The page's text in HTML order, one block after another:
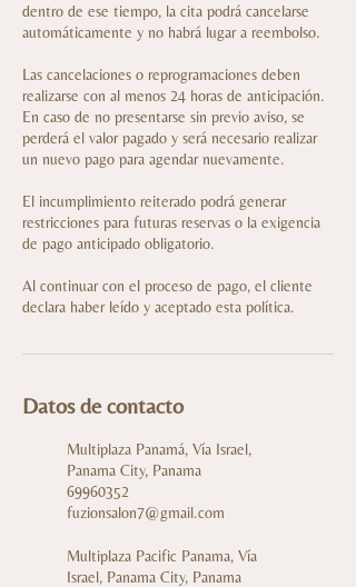
dentro de ese tiempo, la cita podrá cancelarse
automáticamente y no habrá lugar a reembolso.
Las cancelaciones o reprogramaciones deben
realizarse con al menos 24 horas de anticipación.
En caso de no presentarse sin previo aviso, se
perderá el valor pagado y será necesario realizar
un nuevo pago para agendar nuevamente.
El incumplimiento reiterado podrá generar
restricciones para futuras reservas o la exigencia
de pago anticipado obligatorio.
Al continuar con el proceso de pago, el cliente
declara haber leído y aceptado esta política.
Datos de contacto
Multiplaza Panamá, Vía Israel,
Panama City, Panama
69960352
fuzionsalon7@gmail.com
Multiplaza Pacific Panama, Vía
Israel, Panama City, Panama